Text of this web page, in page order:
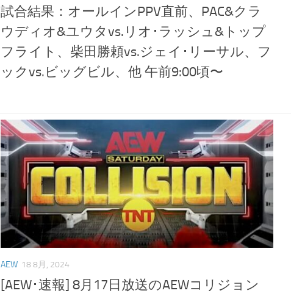
試合結果：オールインPPV直前、PAC&クラ
ウディオ&ユウタvs.リオ･ラッシュ&トップ
フライト、柴田勝頼vs.ジェイ･リーサル、フ
ックvs.ビッグビル、他 午前9:00頃〜
AEW 18 8月, 2024
[AEW･速報] 8月17日放送のAEWコリジョン